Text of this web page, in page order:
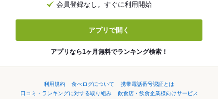
会員登録なし。すぐに利用開始
アプリで開く
アプリなら1ヶ月無料でランキング検索！
利用規約 食べログについて
携帯電話番号認証とは
口コミ・ランキングに対する取り組み
飲食店・飲食企業様向けサービス